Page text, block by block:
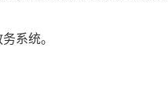
；课末考试可以采用在线考